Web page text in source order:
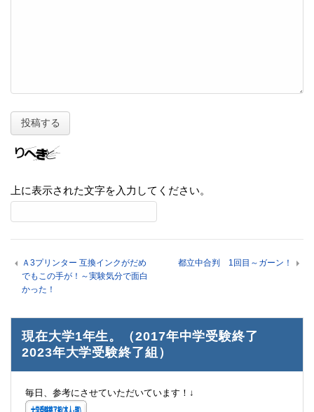
上に表示された文字を入力してください。
Ａ3プリンター 互換インクがだめ
でもこの手が！～実験気分で面白
かった！
都立中合判 1回目～ガーン！
現在大学1年生。（2017年中学受験終了
2023年大学受験終了組）
毎日、参考にさせていただいています！↓